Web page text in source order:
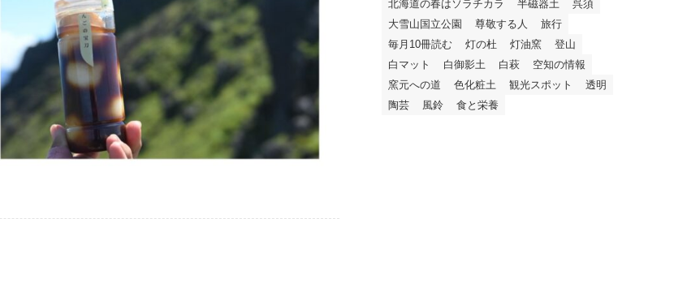
北海道の春はソラチカラ
半磁器土
呉須
大雪山国立公園
尊敬する人
旅行
毎月10冊読む
灯の杜 灯油窯
登山
白マット
白御影土 白萩
空知の情報
窯元への道
色化粧土 観光スポット
透明
陶芸
風鈴 食と栄養